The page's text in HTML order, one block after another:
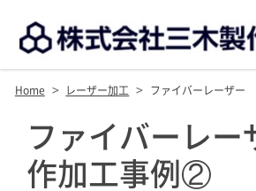
Home > レーザー加工 > ファイバーレーザー
ファイバーレ
作加工事例②
Site
Footer